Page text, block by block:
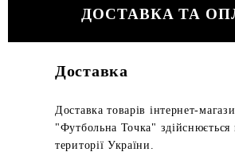
ДОСТАВКА ТА
Доставка
Доставка товарів інтернет-
"Футбольна Точка" здійснюється
території України.